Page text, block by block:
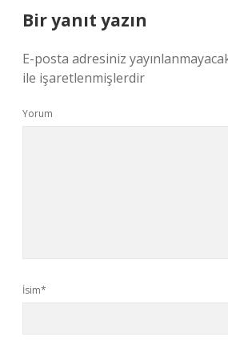
Bir yanıt yazın
E-posta adresiniz
ile işaretlenmişlerdir
Yorum
İsim*